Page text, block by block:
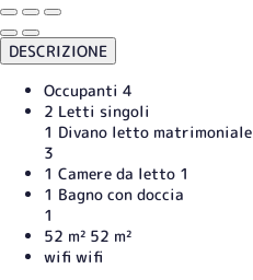
DESCRIZIONE
Occupanti 4
2 Letti singoli
1 Divano letto matrimoniale
3
1 Camere da letto 1
1 Bagno con doccia
1
52 m² 52 m²
wifi wifi